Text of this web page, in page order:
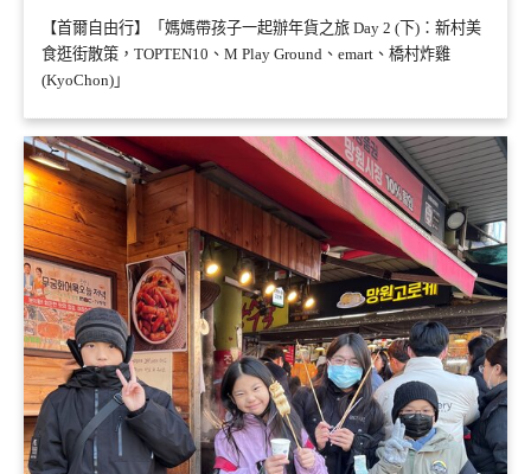
【首爾自由行】「媽媽帶孩子一起辦年貨之旅 Day 2 (下)：新村美
食逛街散策，TOPTEN10、M Play Ground、emart、橋村炸雞
(KyoChon)」